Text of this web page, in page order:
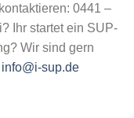
0441 –
Ihr startet ein SUP-
Wir sind gern
info@i-sup.de